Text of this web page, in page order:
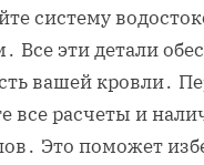
систему
Все эти детали
вашей кровли․
все расчеты и
Это поможет